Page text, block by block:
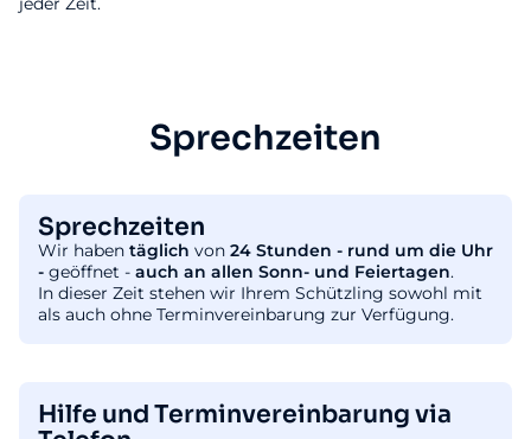
Sprechzeiten
Sprechzeiten
Wir haben täglich von 24 Stunden - rund um die Uhr
- geöffnet - auch an allen Sonn- und Feiertagen.
In dieser Zeit stehen wir Ihrem Schützling sowohl mit
als auch ohne Terminvereinbarung zur Verfügung.
Hilfe und Terminvereinbarung via